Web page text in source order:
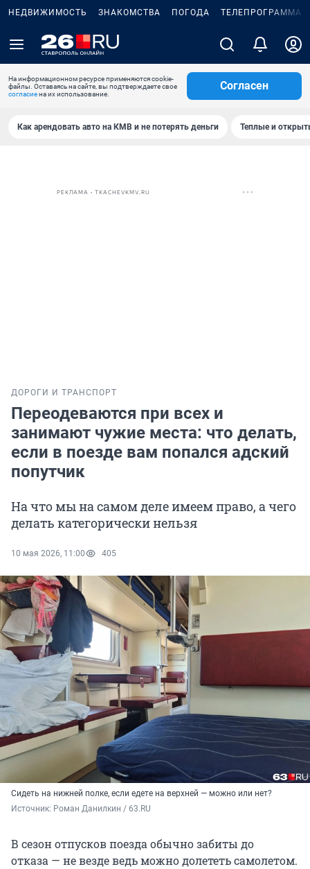
НЕДВИЖИМОСТЬ ЗНАКОМСТВА ПОГОДА ТЕЛЕПРОГРАММА
На информационном ресурсе применяются cookie-
файлы. Оставаясь на сайте, вы подтверждаете свое
согласиена их использование.
Согласен
Как арендовать авто на КМВ и не потерять деньги Теплые и
РЕКЛАМА • TKACHEVKMV.RU
ДОРОГИ И ТРАНСПОРТ
Переодеваются при всех и
занимают чужие места: что делать,
если в поезде вам попался адский
попутчик
На что мы на самом деле имеем право, а чего
делать категорически нельзя
10 мая 2026, 11:00 405
Сидеть на нижней полке, если едете на верхней — можно или нет?
Источник: Роман Данилкин / 63.RU
В сезон отпусков поезда обычно забиты до
отказа — не везде ведь можно долететь самолетом.